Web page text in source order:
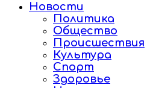
Новости
Политика
Общество
Происшествия
Культура
Спорт
Здоровье